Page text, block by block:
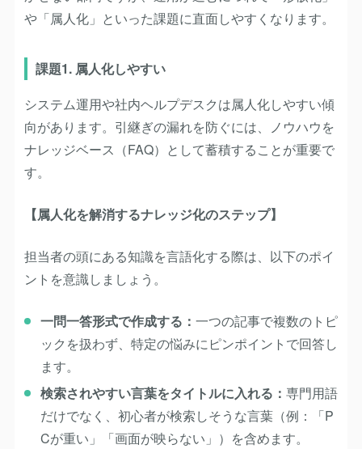
や「属人化」といった課題に直面しやすくなります。
課題1. 属人化しやすい
システム運用や社内ヘルプデスクは属人化しやすい傾
向があります。引継ぎの漏れを防ぐには、ノウハウを
ナレッジベース（FAQ）として蓄積することが重要で
す。
【属人化を解消するナレッジ化のステップ】
担当者の頭にある知識を言語化する際は、以下のポイ
ントを意識しましょう。
一問一答形式で作成する ： 一つの記事で複数のトピ
ックを扱わず、特定の悩みにピンポイントで回答し
ます。
検索されやすい言葉をタイトルに入れる ： 専門用語
だけでなく、初心者が検索しそうな言葉（例：「P
Cが重い」「画面が映らない」）を含めます。